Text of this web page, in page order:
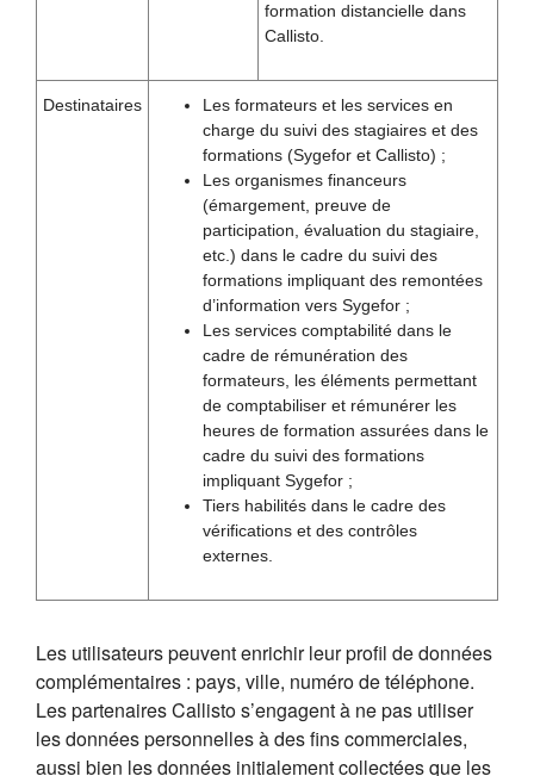
formation distancielle dans
Callisto.
Destinataires
Les formateurs et les services en
charge du suivi des stagiaires et des
formations (Sygefor et Callisto) ;
Les organismes financeurs
(émargement, preuve de
participation, évaluation du stagiaire,
etc.) dans le cadre du suivi des
formations impliquant des remontées
d’information vers Sygefor ;
Les services comptabilité dans le
cadre de rémunération des
formateurs, les éléments permettant
de comptabiliser et rémunérer les
heures de formation assurées dans le
cadre du suivi des formations
impliquant Sygefor ;
Tiers habilités dans le cadre des
vérifications et des contrôles
externes.
Les utilisateurs peuvent enrichir leur profil de données
complémentaires : pays, ville, numéro de téléphone.
Les partenaires Callisto s’engagent à ne pas utiliser
les données personnelles à des fins commerciales,
aussi bien les données initialement collectées que les